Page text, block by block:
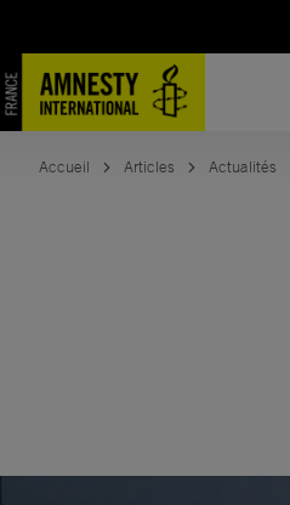
contenu
Accueil Articles Actualités